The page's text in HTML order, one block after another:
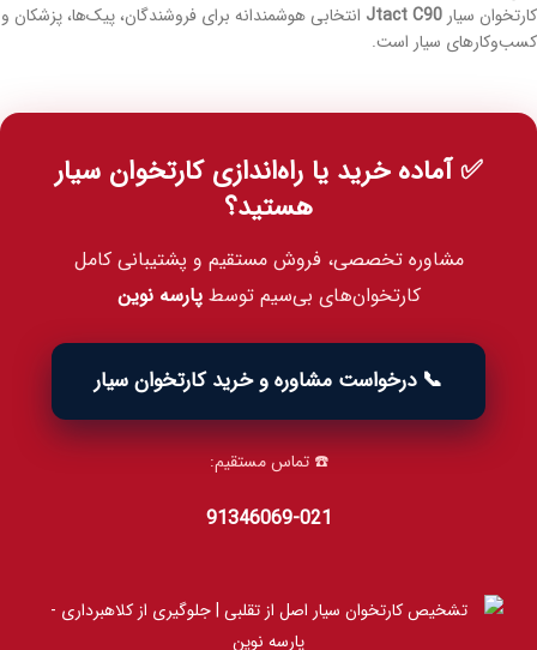
کارتخوان سیار Jtact C90 انتخابی هوشمندانه برای فروشندگان، پیک‌ها، پزشکان و
کسب‌وکارهای سیار است.
✅ آماده خرید یا راه‌اندازی کارتخوان سیار
هستید؟
مشاوره تخصصی، فروش مستقیم و پشتیبانی کامل
کارتخوان‌های بی‌سیم توسطپارسه نوین
📞 درخواست مشاوره و خرید کارتخوان سیار
☎️ تماس مستقیم:
021‑91346069